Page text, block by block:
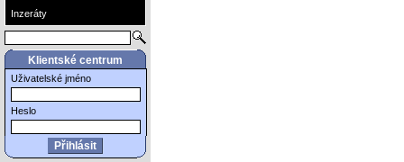
Inzeráty
Klientské centrum
Uživatelské jméno
Heslo